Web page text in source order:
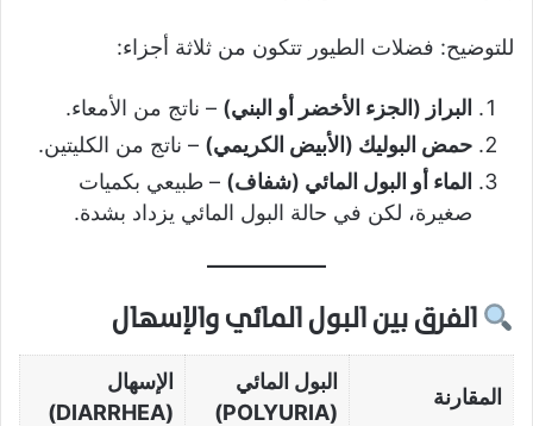
للتوضيح: فضلات الطيور تتكون من ثلاثة أجزاء:
البراز (الجزء الأخضر أو البني) – ناتج من الأمعاء.
حمض البوليك (الأبيض الكريمي) – ناتج من الكليتين.
الماء أو البول المائي (شفاف) – طبيعي بكميات
صغيرة، لكن في حالة البول المائي يزداد بشدة.
الفرق بين البول المائي والإسهال
المقارنة
البول المائي
(POLYURIA)
الإسهال
(DIARRHEA)